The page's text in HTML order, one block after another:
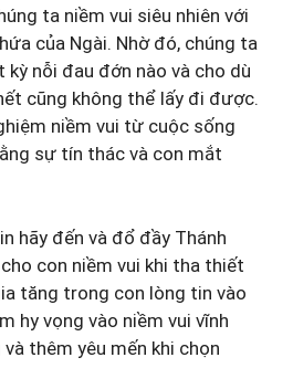
ta niềm vui siêu nhiên với
của Ngài. Nhờ đó, chúng ta
nỗi đau đớn nào và cho dù
cũng không thể lấy đi được.
niềm vui từ cuộc sống
sự tín thác và con mắt
hãy đến và đổ đầy Thánh
con niềm vui khi tha thiết
tăng trong con lòng tin vào
hy vọng vào niềm vui vĩnh
thêm yêu mến khi chọn